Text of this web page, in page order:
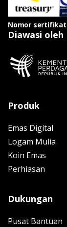
Nomor sertifikat
Diawasi oleh
Produk
Emas Digital
Logam Mulia
Koin Emas
Perhiasan
Dukungan
Pusat Bantuan